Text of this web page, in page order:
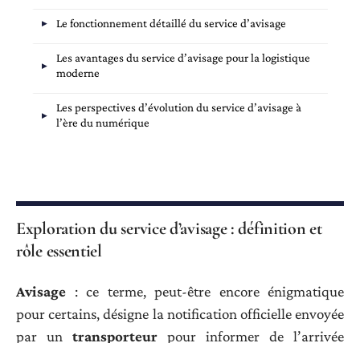
Le fonctionnement détaillé du service d’avisage
Les avantages du service d’avisage pour la logistique
moderne
Les perspectives d’évolution du service d’avisage à
l’ère du numérique
Exploration du service d’avisage : définition et
rôle essentiel
Avisage : ce terme, peut-être encore énigmatique
pour certains, désigne la notification officielle envoyée
par un transporteur pour informer de l’arrivée